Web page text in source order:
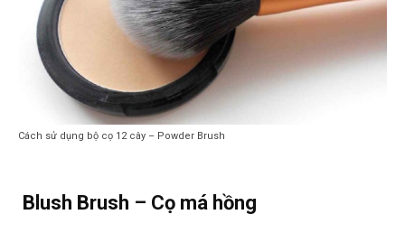
Cách sử dụng bộ cọ 12 cây – Powder Brush
Blush Brush – Cọ má hồng